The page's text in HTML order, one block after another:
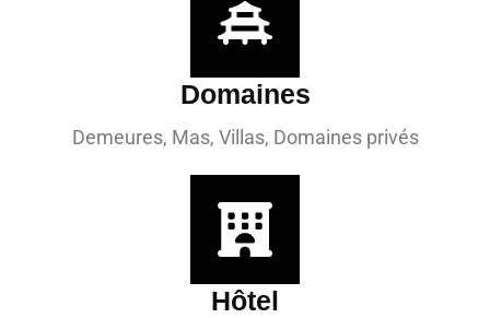
Domaines
Demeures, Mas, Villas, Domaines privés
Hôtel